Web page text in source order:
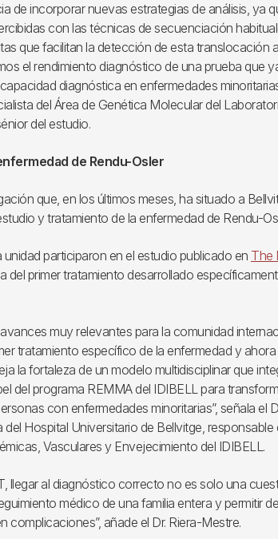
de incorporar nuevas estrategias de análisis, ya
con las técnicas de secuenciación
que facilitan la detección de esta translocación
el rendimiento diagnóstico de una prueba que
diagnóstica en enfermedades
del Área de Genética Molecular del
del estudio.
de Rendu-Osler
que, en los últimos meses, ha situado a
y tratamiento de la enfermedad de Rendu-
participaron en el estudio publicado en The
del primer tratamiento desarrollado
muy relevantes para la comunidad
tratamiento específico de la enfermedad y
la fortaleza de un modelo multidisciplinar que
del programa REMMA del IDIBELL para
con enfermedades minoritarias”, señala el
Hospital Universitario de Bellvitge, responsable
Vasculares y Envejecimiento del IDIBELL.
llegar al diagnóstico correcto no es solo una
médico de una familia entera y permitir
añade el Dr. Riera-Mestre.